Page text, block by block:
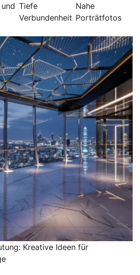
Tiefe
Verbundenheit
Nahe
Porträtfotos
Kreative Ideen für